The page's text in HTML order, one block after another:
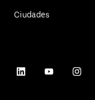
Ciudades